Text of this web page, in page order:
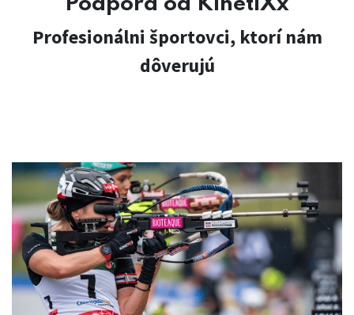
Profesionálni športovci, ktorí nám
dôverujú